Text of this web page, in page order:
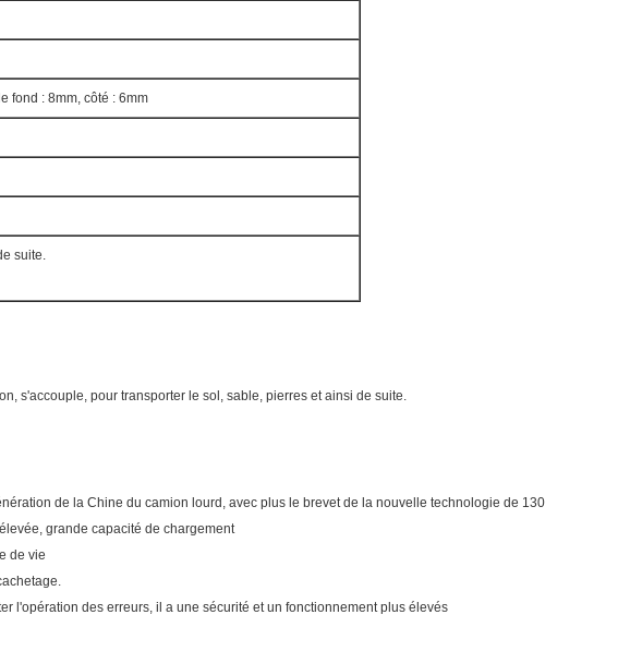
fond : 8mm, côté : 6mm
suite.
s'accouple, pour transporter le sol, sable, pierres et ainsi de suite.
de la Chine du camion lourd, avec plus le brevet de la nouvelle technologie de 130
grande capacité de chargement
de vie
l'opération des erreurs, il a une sécurité et un fonctionnement plus élevés